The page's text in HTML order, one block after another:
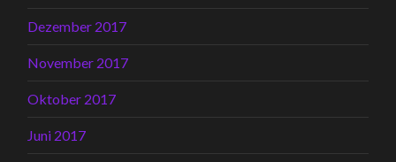
Dezember 2017
November 2017
Oktober 2017
Juni 2017